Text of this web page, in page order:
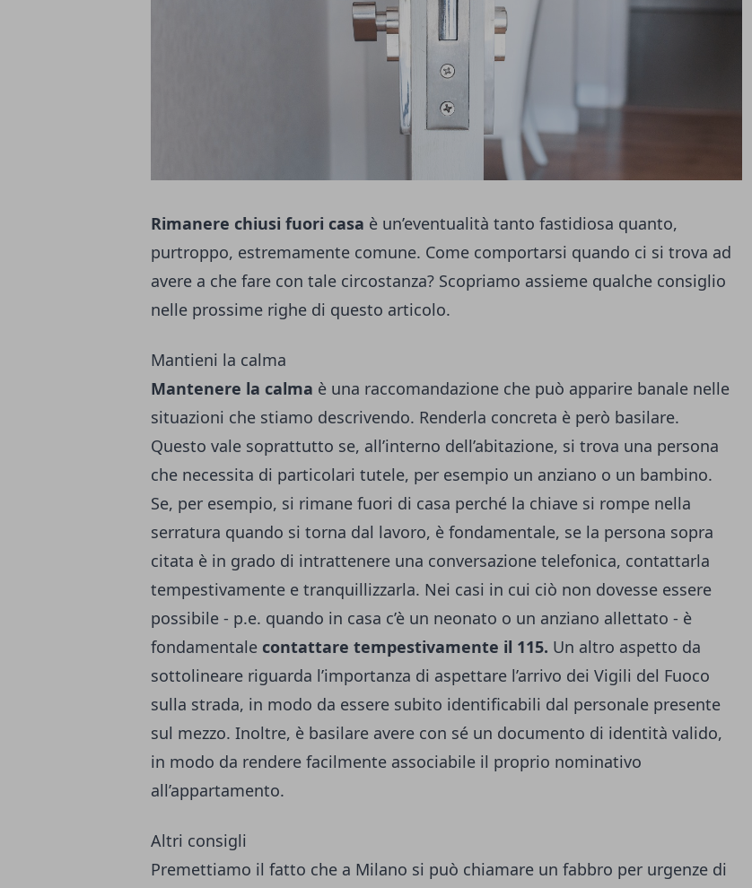
Rimanere chiusi fuori casa è un’eventualità tanto fastidiosa quanto,
purtroppo, estremamente comune. Come comportarsi quando ci si trova ad
avere a che fare con tale circostanza? Scopriamo assieme qualche consiglio
nelle prossime righe di questo articolo.
Mantieni la calma
Mantenere la calma è una raccomandazione che può apparire banale nelle
situazioni che stiamo descrivendo. Renderla concreta è però basilare.
Questo vale soprattutto se, all’interno dell’abitazione, si trova una persona
che necessita di particolari tutele, per esempio un anziano o un bambino.
Se, per esempio, si rimane fuori di casa perché la chiave si rompe nella
serratura quando si torna dal lavoro, è fondamentale, se la persona sopra
citata è in grado di intrattenere una conversazione telefonica, contattarla
tempestivamente e tranquillizzarla. Nei casi in cui ciò non dovesse essere
possibile - p.e. quando in casa c’è un neonato o un anziano allettato - è
fondamentale contattare tempestivamente il 115. Un altro aspetto da
sottolineare riguarda l’importanza di aspettare l’arrivo dei Vigili del Fuoco
sulla strada, in modo da essere subito identificabili dal personale presente
sul mezzo. Inoltre, è basilare avere con sé un documento di identità valido,
in modo da rendere facilmente associabile il proprio nominativo
all’appartamento.
Altri consigli
Premettiamo il fatto che a Milano si può chiamare un fabbro per urgenze di